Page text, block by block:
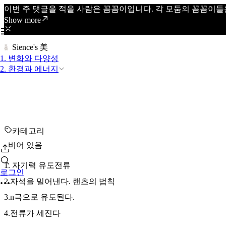
이번 주 댓글을 적을 사람은 꼼꼼이입니다. 각 모둠의 꼼꼼이
Show more
Sience's 美
1. 변화와 다양성
2. 환경과 에너지
로그인
카테고리
비어 있음
1. 자기력 유도전류
2.자석을 밀어낸다. 랜츠의 법칙
3.n극으로 유도된다.
4.전류가 세진다